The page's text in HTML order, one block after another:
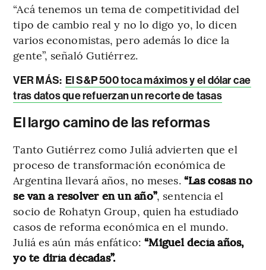
“Acá tenemos un tema de competitividad del
tipo de cambio real y no lo digo yo, lo dicen
varios economistas, pero además lo dice la
gente”, señaló Gutiérrez.
VER MÁS: El S&P 500 toca máximos y el dólar cae
tras datos que refuerzan un recorte de tasas
El largo camino de las reformas
Tanto Gutiérrez como Juliá advierten que el
proceso de transformación económica de
Argentina llevará años, no meses. “Las cosas no
se van a resolver en un año”, sentencia el
socio de Rohatyn Group, quien ha estudiado
casos de reforma económica en el mundo.
Juliá es aún más enfático:“Miguel decía años,
yo te diría décadas”.